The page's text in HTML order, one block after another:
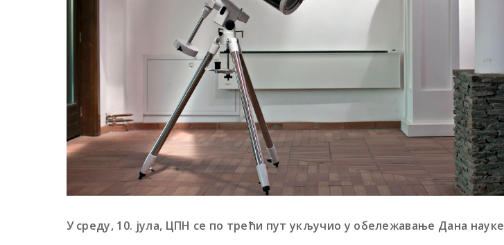
У среду, 10. јула, ЦПН се по трећи путукључио у обележавање Дана науке